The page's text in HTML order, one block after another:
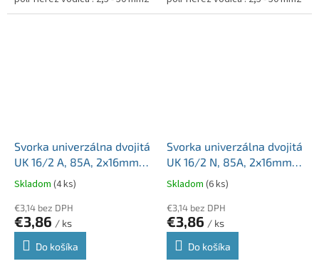
Svorka univerzálna dvojitá
UK 16/2 A, 85A, 2x16mm2
1pól, AL/CU, krytá, sivá, na
DIN lištu
Skladom (4 ks)
€3,14 bez DPH
€3,86 / ks
Do košíka
Svorka univerzálna dvojitá
UK 16/2 N, 85A, 2x16mm2
1pól, AL/CU, krytá, modrá,
na DIN lištu
Skladom (6 ks)
€3,14 bez DPH
€3,86 / ks
Do košíka